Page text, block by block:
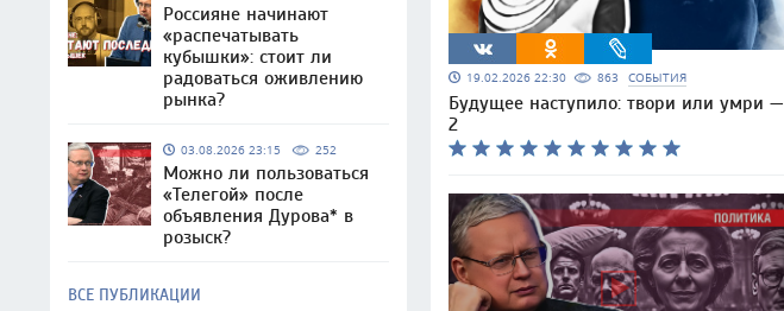
Россияне начинают
«распечатывать
кубышки»: стоит ли
радоваться оживлению
рынка?
03.08.2026 23:15 252
Можно ли пользоваться
«Телегой» после
объявления Дурова* в
розыск?
ВСЕ ПУБЛИКАЦИИ
19.02.2026 22:30 863 СОБЫТИЯ
Будущее наступило: твори или умри —
2